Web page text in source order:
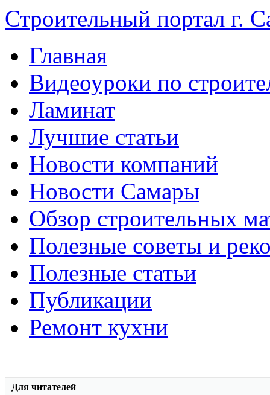
Строительный портал г.
Главная
Видеоуроки по
Ламинат
Лучшие статьи
Новости компаний
Новости Самары
Обзор строительных
Полезные советы и
Полезные статьи
Публикации
Ремонт кухни
Для читателей